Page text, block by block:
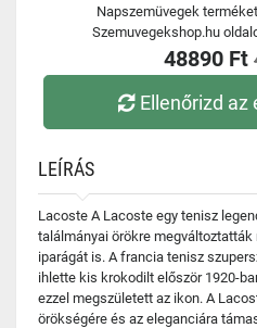
Napszemüvegek
Szemuvegekshop.hu
48890 Ft
Ellenőrizd
LEÍRÁS
Lacoste A Lacoste egy tenisz
találmányai örökre
iparágát is. A francia tenisz
ihlette kis krokodilt először 1920-
ezzel megszületett az ikon. A
örökségére és az eleganciára